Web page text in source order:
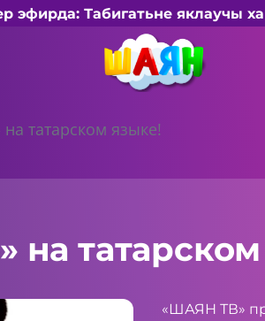
эфирда: Табигатьне яклаучы
татарском языке!
«ШАЯН ТВ»